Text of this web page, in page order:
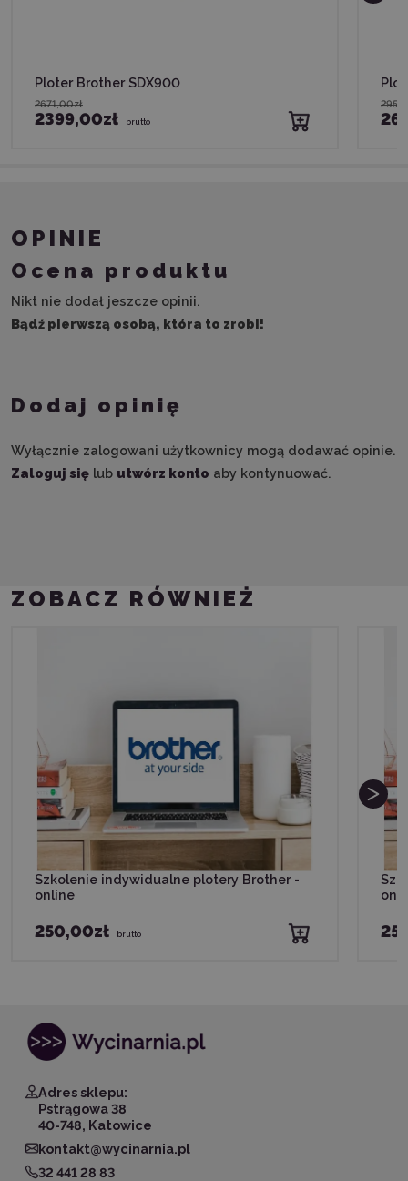
Ploter Brother SDX900
2671,00zł
2399,00zł brutto
OPINIE
Ocena produktu
Nikt nie dodał jeszcze opinii.
Bądź pierwszą osobą, która to zrobi!
Dodaj opinię
Wyłącznie zalogowani użytkownicy mogą dodawać opinie.
Zaloguj się lub utwórz konto aby kontynuować.
ZOBACZ RÓWNIEŻ
Szkolenie indywidualne plotery Brother -
online
250,00zł brutto
Adres sklepu:
Pstrągowa 38
40-748, Katowice
kontakt@wycinarnia.pl
32 441 28 83